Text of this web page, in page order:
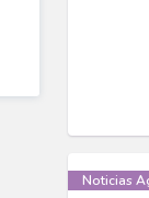
Noticias